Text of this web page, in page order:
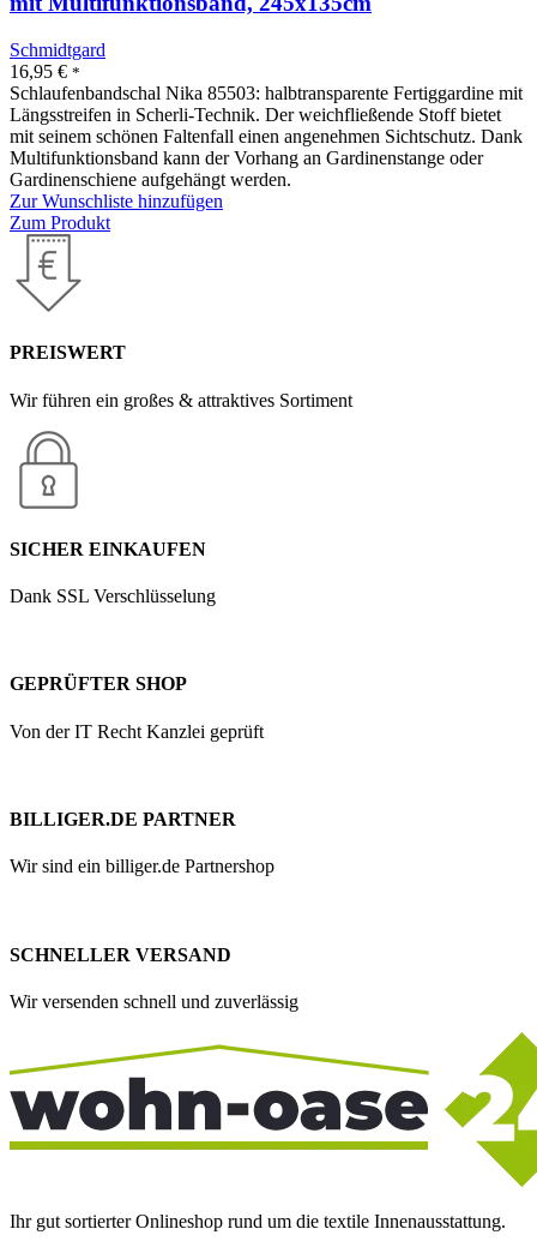
Schmidtgard
16,95 € *
Schlaufenbandschal Nika 85503: halbtransparente Fertiggardine mit
Längsstreifen in Scherli-Technik. Der weichfließende Stoff bietet
mit seinem schönen Faltenfall einen angenehmen Sichtschutz. Dank
Multifunktionsband kann der Vorhang an Gardinenstange oder
Gardinenschiene aufgehängt werden.
Zur Wunschliste hinzufügen
Zum Produkt
PREISWERT
Wir führen ein großes & attraktives Sortiment
SICHER EINKAUFEN
Dank SSL Verschlüsselung
GEPRÜFTER SHOP
Von der IT Recht Kanzlei geprüft
BILLIGER.DE PARTNER
Wir sind ein billiger.de Partnershop
SCHNELLER VERSAND
Wir versenden schnell und zuverlässig
Ihr gut sortierter Onlineshop rund um die textile Innenausstattung.